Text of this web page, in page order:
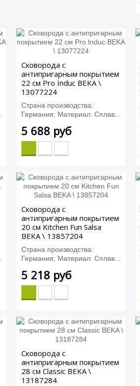
Сковорода с
антипригарным покрытием
22 см Pro Induc BEKA \
13077224
Страна производства:
Германия; Материал: Сплав...
5 688 руб
Сковорода с
антипригарным покрытием
20 см Kitchen Fun Salsa
BEKA \ 13857204
Страна производства:
Германия; Материал: Сплав...
5 218 руб
Сковорода с
антипригарным покрытием
28 см Classic BEKA \
13187284